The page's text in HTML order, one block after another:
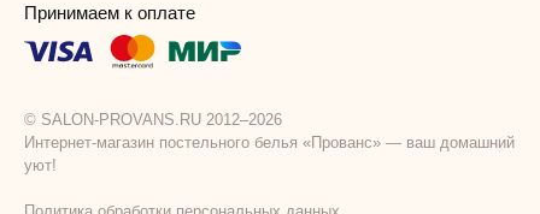
Принимаем к оплате
© SALON-PROVANS.RU 2012–2026
Интернет-магазин постельного белья «Прованс» — ваш домашний
уют!